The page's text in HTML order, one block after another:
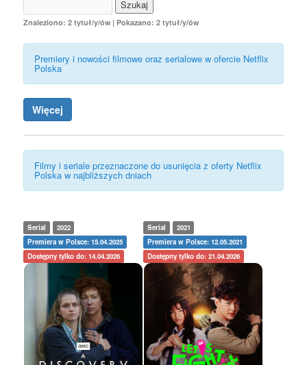
Znaleziono: 2 tytuł/y/ów | Pokazano: 2 tytuł/y/ów
Premiery i nowości filmowe oraz serialowe w ofercie Netflix
Polska
Więcej
Filmy i seriale przeznaczone do usunięcia z oferty Netflix
Polska w najbliższych dniach
Serial
2022
Premiera w Polsce: 15.04.2025
Dostępny tylko do: 14.04.2026
Serial
2021
Premiera w Polsce: 12.05.2021
Dostępny tylko do: 21.04.2026